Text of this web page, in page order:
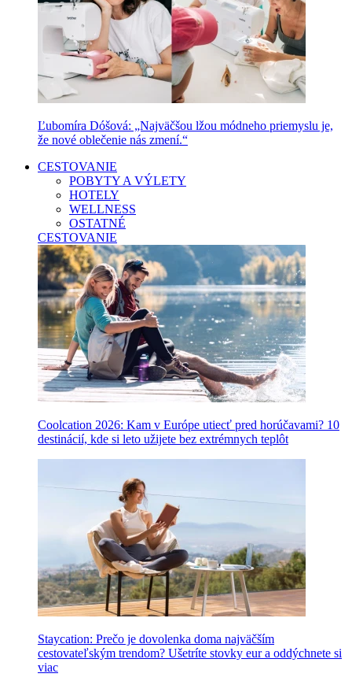
Ľubomíra Dóšová: „Najväčšou lžou módneho priemyslu je,
že nové oblečenie nás zmení.“
CESTOVANIE
POBYTY A VÝLETY
HOTELY
WELLNESS
OSTATNÉ
CESTOVANIE
Coolcation 2026: Kam v Európe utiecť pred horúčavami? 10
destinácií, kde si leto užijete bez extrémnych teplôt
Staycation: Prečo je dovolenka doma najväčším
cestovateľským trendom? Ušetríte stovky eur a oddýchnete si
viac